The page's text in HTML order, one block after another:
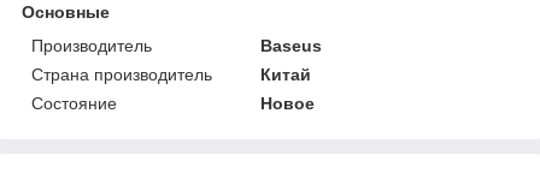
Основные
Производитель
Baseus
Страна производитель
Китай
Состояние
Новое